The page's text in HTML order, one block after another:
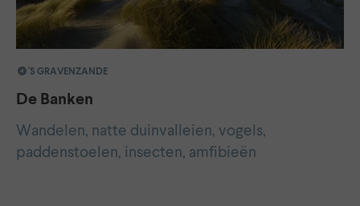
'S GRAVENZANDE
De Banken
Wandelen, natte duinvalleien, vogels,
paddenstoelen, insecten, amfibieën